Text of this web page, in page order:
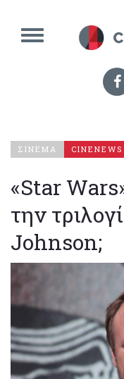
ΣΙΝΕΜΑ CINENEWS
«Star
την
Johnson;